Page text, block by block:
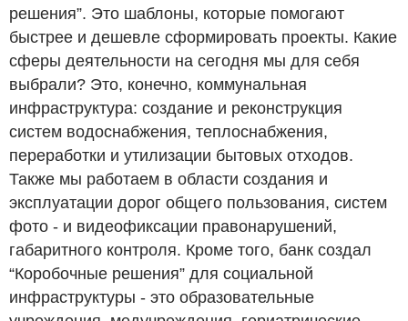
решения”. Это шаблоны, которые помогают
быстрее и дешевле сформировать проекты. Какие
сферы деятельности на сегодня мы для себя
выбрали? Это, конечно, коммунальная
инфраструктура: создание и реконструкция
систем водоснабжения, теплоснабжения,
переработки и утилизации бытовых отходов.
Также мы работаем в области создания и
эксплуатации дорог общего пользования, систем
фото - и видеофиксации правонарушений,
габаритного контроля. Кроме того, банк создал
“Коробочные решения” для социальной
инфраструктуры - это образовательные